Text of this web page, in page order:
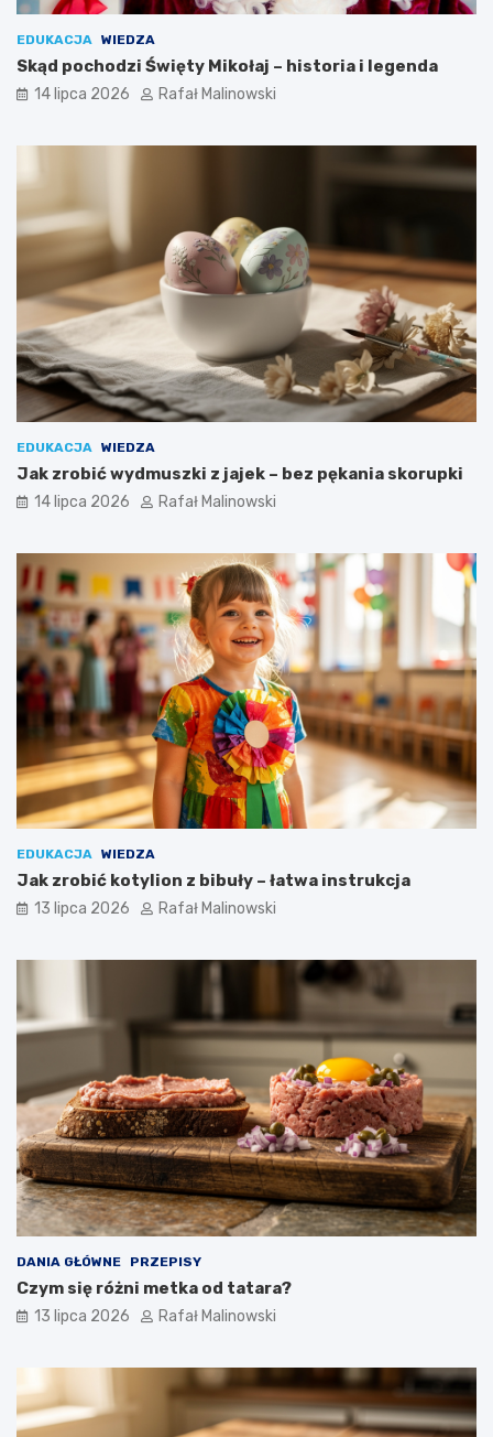
EDUKACJA WIEDZA
Skąd pochodzi Święty Mikołaj – historia i legenda
14 lipca 2026 Rafał Malinowski
EDUKACJA WIEDZA
Jak zrobić wydmuszki z jajek – bez pękania skorupki
14 lipca 2026 Rafał Malinowski
EDUKACJA WIEDZA
Jak zrobić kotylion z bibuły – łatwa instrukcja
13 lipca 2026 Rafał Malinowski
DANIA GŁÓWNE PRZEPISY
Czym się różni metka od tatara?
13 lipca 2026 Rafał Malinowski